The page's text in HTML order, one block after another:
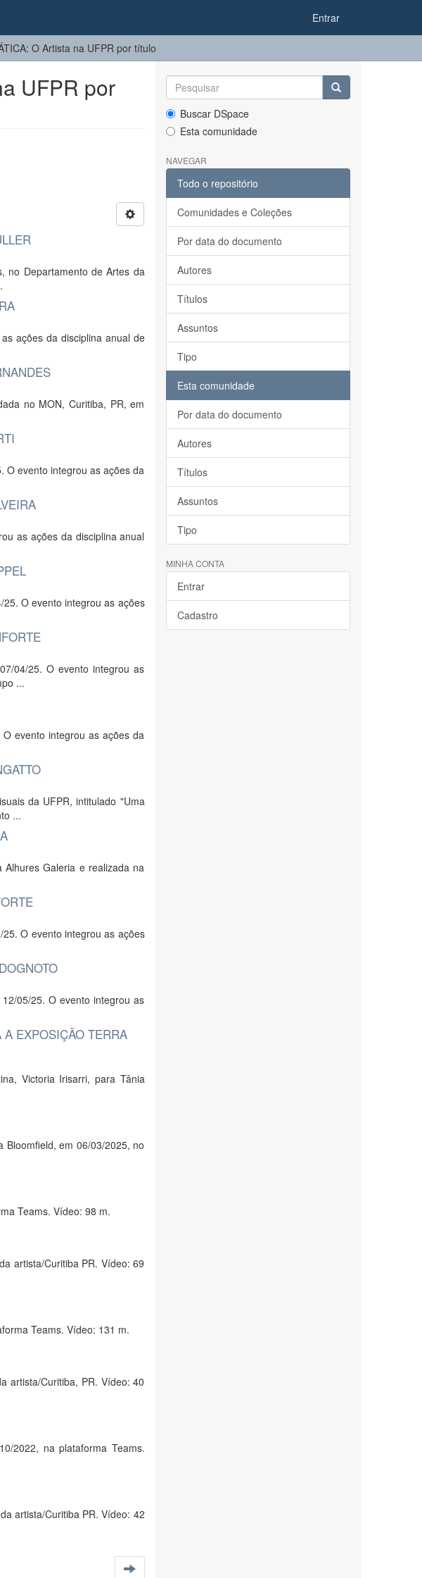
Entrar
O Artista na UFPR por título
UFPR por
no Departamento de Artes da
ações da disciplina anual de
no MON, Curitiba, PR, em
O evento integrou as ações da
as ações da disciplina anual
O evento integrou as ações
04/25. O evento integrou as
...
evento integrou as ações da
da UFPR, intitulado "Uma
...
Galeria e realizada na
O evento integrou as ações
05/25. O evento integrou as
EXPOSIÇÃO TERRA
Victoria Irisarri, para Tânia
Bloomfield, em 06/03/2025, no
Teams. Vídeo: 98 m.
artista/Curitiba PR. Vídeo: 69
Teams. Vídeo: 131 m.
artista/Curitiba, PR. Vídeo: 40
2022, na plataforma Teams.
artista/Curitiba PR. Vídeo: 42
Buscar DSpace
Esta comunidade
NAVEGAR
Todo o repositório
Comunidades e Coleções
Por data do documento
Autores
Títulos
Assuntos
Tipo
Esta comunidade
Por data do documento
Autores
Títulos
Assuntos
Tipo
MINHA CONTA
Entrar
Cadastro